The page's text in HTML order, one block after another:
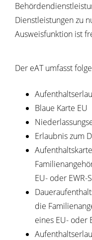
Dienstleistungen zu
Ausweisfunktion ist
Der eAT umfasst
Blaue Karte EU
Erlaubnis zum
EU- oder EWR-
die
eines EU- oder